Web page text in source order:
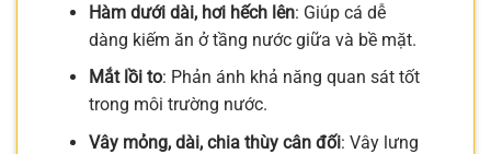
Hàm dưới dài, hơi hếch lên: Giúp cá dễ
dàng kiếm ăn ở tầng nước giữa và bề mặt.
Mắt lồi to: Phản ánh khả năng quan sát tốt
trong môi trường nước.
Vây mỏng, dài, chia thùy cân đối: Vây lưng